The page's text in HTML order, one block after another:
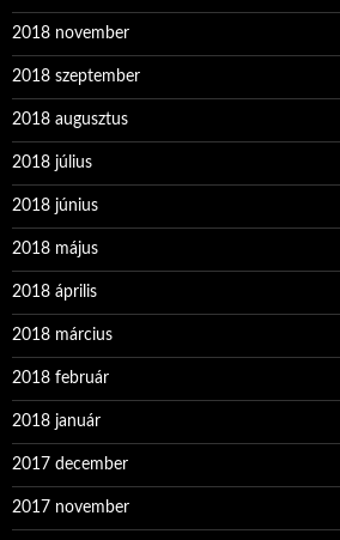
2018 november
2018 szeptember
2018 augusztus
2018 július
2018 június
2018 május
2018 április
2018 március
2018 február
2018 január
2017 december
2017 november